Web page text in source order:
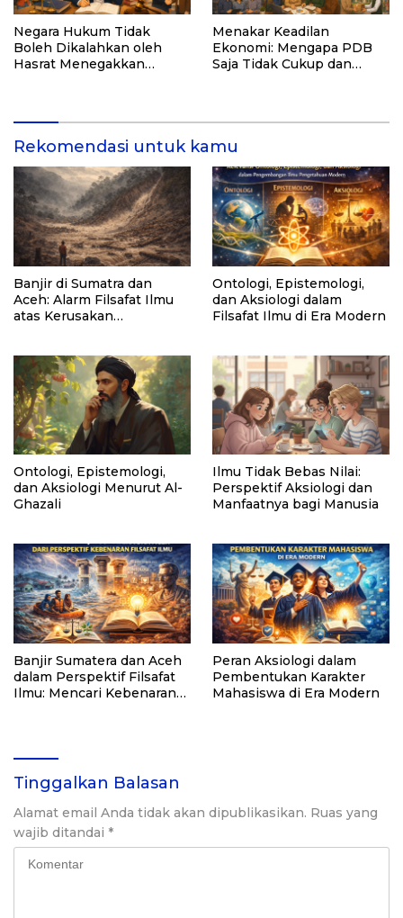
Negara Hukum Tidak
Boleh Dikalahkan oleh
Hasrat Menegakkan
Menakar Keadilan
Ekonomi: Mengapa PDB
Saja Tidak Cukup dan
Rekomendasi untuk kamu
Banjir di Sumatra dan
Aceh: Alarm Filsafat Ilmu
atas Kerusakan
Ontologi, Epistemologi,
dan Aksiologi dalam
Filsafat Ilmu di Era Modern
Ontologi, Epistemologi,
dan Aksiologi Menurut Al-
Ghazali
Ilmu Tidak Bebas Nilai:
Perspektif Aksiologi dan
Manfaatnya bagi Manusia
Banjir Sumatera dan Aceh
dalam Perspektif Filsafat
Ilmu: Mencari Kebenaran
Peran Aksiologi dalam
Pembentukan Karakter
Mahasiswa di Era Modern
Tinggalkan Balasan
Alamat email Anda tidak akan dipublikasikan. Ruas yang
wajib ditandai *